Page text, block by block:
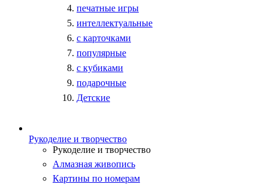
печатные игры
интеллектуальные
с карточками
популярные
с кубиками
подарочные
Детские
Рукоделие и творчество
Рукоделие и творчество
Алмазная живопись
Картины по номерам